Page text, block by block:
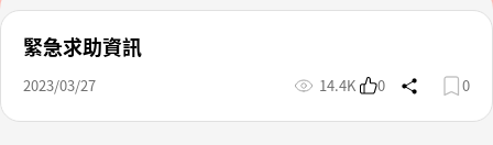
緊急求助資訊
2023/03/27 14.4K 0 0